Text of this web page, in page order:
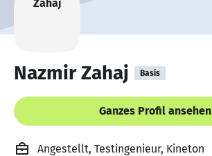
Nazmir Zahaj Basis
Ganzes Profil ansehen
Angestellt, Testingenieur, Kineton